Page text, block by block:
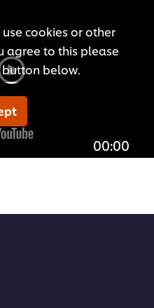
cookies or other
agree to this please
button below.
00:00